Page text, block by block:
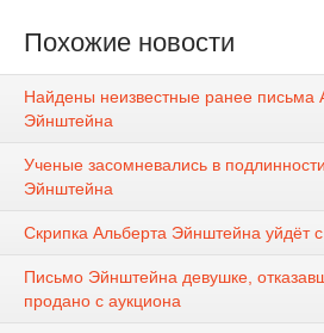
Похожие новости
Найдены неизвестные ранее письма
Эйнштейна
Ученые засомневались в
Эйнштейна
Скрипка Альберта Эйнштейна уйдёт
Письмо Эйнштейна девушке,
продано с аукциона